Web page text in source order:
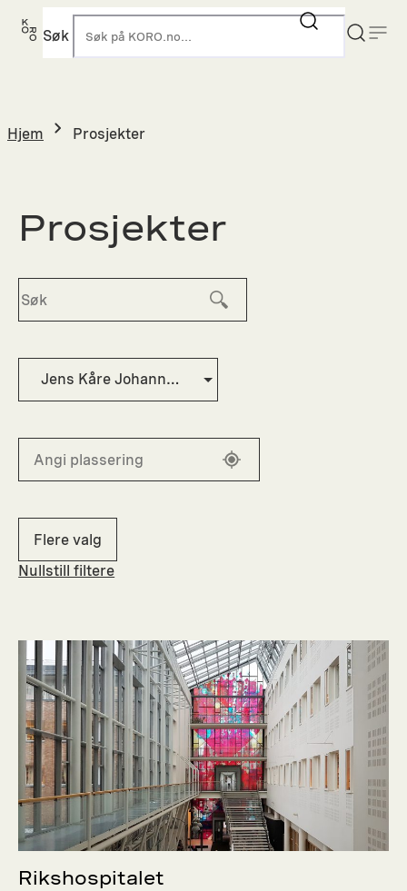
Hopp
Søk
Hjem Prosjekter
Prosjekter
Jens Kåre Johannessen
Flere valg
Nullstill filtere
Rikshospitalet